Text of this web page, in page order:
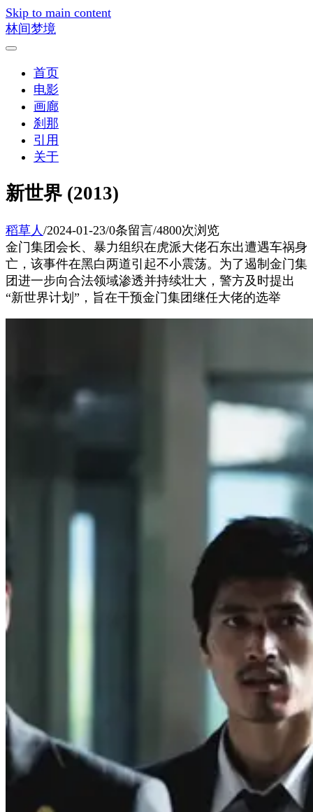
Skip to main content
林间梦境
首页
电影
画廊
刹那
引用
关于
新世界 (2013)
稻草人 /2024-01-23/0条留言/4800次浏览
金门集团会长、暴力组织在虎派大佬石东出遭遇车祸身
亡，该事件在黑白两道引起不小震荡。为了遏制金门集
团进一步向合法领域渗透并持续壮大，警方及时提出
“新世界计划”，旨在干预金门集团继任大佬的选举